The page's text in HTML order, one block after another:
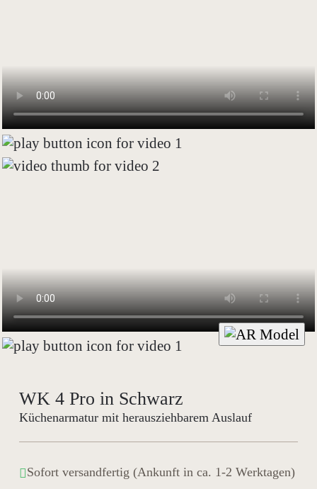
WK 4 Pro in Schwarz
Küchenarmatur mit herausziehbarem Auslauf
Sofort versandfertig (Ankunft in ca. 1-2 Werktagen)